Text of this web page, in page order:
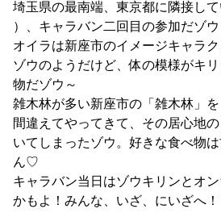
埼玉県の最南端、東京都に隣接し
）、キャラバン二回目の参加だゾウ
オイラは新座市のイメージキャラク
ゾウのようだけど、体の模様がキ
物だゾウ～
雑木林が多い新座市の「雑木林」
間違えてやってきて、その居心地
いてしまったゾウ。好きな食べ物
ん♡
キャラバン当日はゾウキリンとオ
かもよ！みんな、いざ、にいざへ！